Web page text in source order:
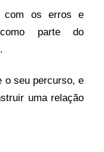
com os erros e
como parte do
o seu percurso, e
uma relação